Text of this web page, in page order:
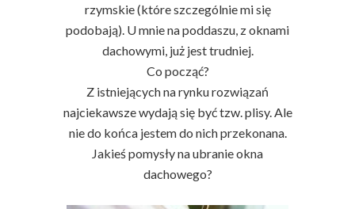
rzymskie (które szczególnie mi się
podobają). U mnie na poddaszu, z oknami
dachowymi, już jest trudniej.
Co począć?
Z istniejących na rynku rozwiązań
najciekawsze wydają się być tzw. plisy. Ale
nie do końca jestem do nich przekonana.
Jakieś pomysły na ubranie okna
dachowego?